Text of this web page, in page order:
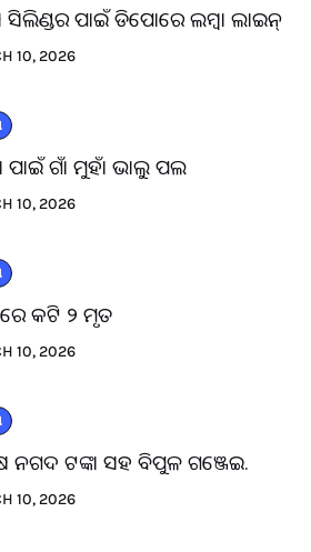
ସିଲିଣ୍ଡର ପାଇଁ ଡିପୋରେ ଲମ୍ବା ଲାଇନ୍
10, 2026
ପାଇଁ ଗାଁ ମୁହାଁ ଭାଲୁ ପଲ
10, 2026
କଟି ୨ ମୃତ
10, 2026
ନଗଦ ଟଙ୍କା ସହ ବିପୁଳ ଗଞ୍ଜେଇ.
10, 2026